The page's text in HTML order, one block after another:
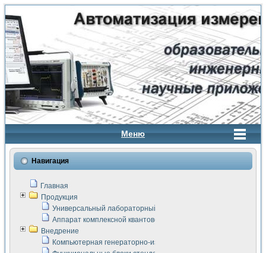
Меню
Навигация
Главная
Продукция
Универсальный лабораторный стенд "Сигнал-USB"
Аппарат комплексной квантовой терапии Интроскан
Внедрение
Компьютерная генераторно-измерительная система